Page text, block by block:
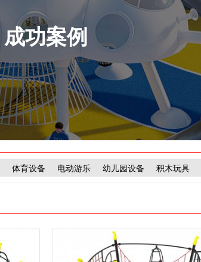
成功案例
体育设备 电动游乐 幼儿园设备 积木玩具